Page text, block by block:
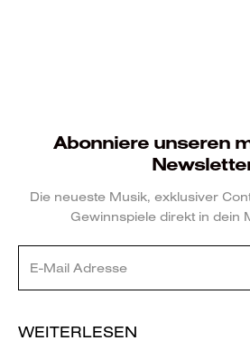
Abonniere unseren
Die neueste Musik, exklusiver
Gewinnspiele direkt in dein
WEITERLESEN